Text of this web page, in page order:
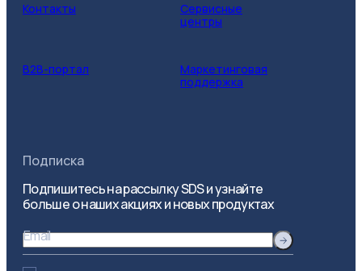
Контакты
Сервисные
центры
B2B-портал
Маркетинговая
поддержка
Подписка
Подпишитесь на рассылку SDS и узнайте
больше о наших акциях и новых продуктах
Email